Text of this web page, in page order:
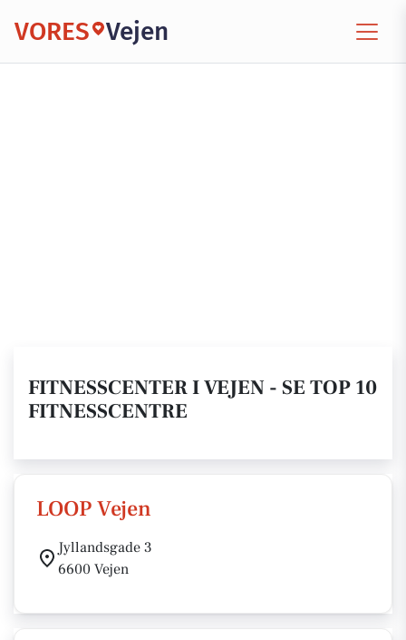
VORES Vejen
FITNESSCENTER I VEJEN - SE TOP 10
FITNESSCENTRE
LOOP Vejen
Jyllandsgade 3
6600 Vejen